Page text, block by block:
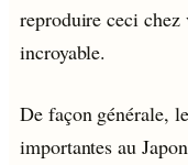
reproduire ceci
incroyable.
De façon générale,
importantes au